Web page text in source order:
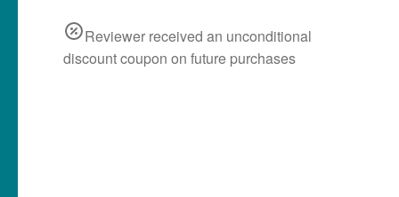
Reviewer received an unconditional
discount coupon on future purchases